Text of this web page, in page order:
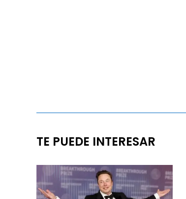
TE PUEDE INTERESAR